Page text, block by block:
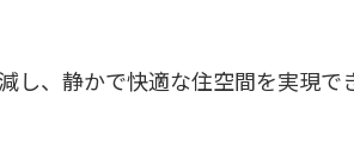
、静かで快適な住空間を実現で